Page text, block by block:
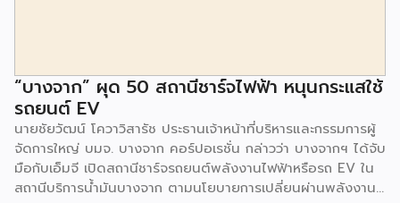
“บางจาก” ผุด 50 สถานีชาร์จไฟฟ้า หนุนกระแสใช้
รถยนต์ EV
นายชัยวัฒน์ โควาวิสารัช ประธานเจ้าหน้าที่บริหารและกรรมการผู้
จัดการใหญ่ บมจ. บางจาก คอร์ปอเรชั่น กล่าวว่า บางจากฯ ได้จับ
มือกับเอ็มจี เปิดสถานีชาร์จรถยนต์พลังงานไฟฟ้าหรือรถ EV ใน
สถานีบริการน้ำมันบางจาก ตามนโยบายการเปลี่ยนผ่านพลังงาน